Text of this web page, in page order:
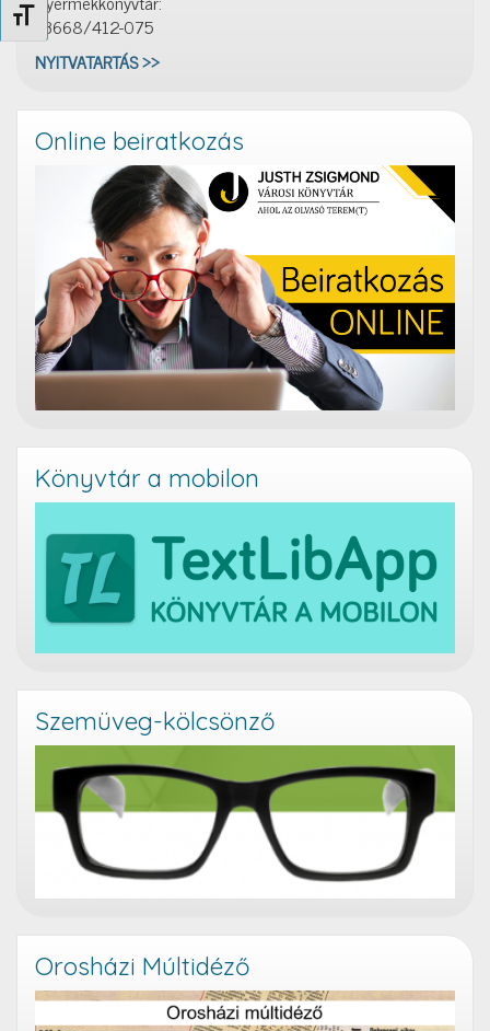
Betűméret váltása
+3668/412-075
NYITVATARTÁS >>
Online beiratkozás
Könyvtár a mobilon
Szemüveg-kölcsönző
Orosházi Múltidéző